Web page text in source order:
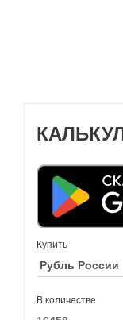
Купить
В количестве